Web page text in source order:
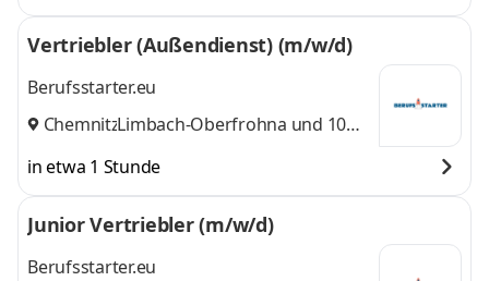
Vertriebler (Außendienst) (m/w/d)
Berufsstarter.eu
Chemnitz,
Limbach-Oberfrohna und 10
in etwa 1 Stunde
Junior Vertriebler (m/w/d)
Berufsstarter.eu